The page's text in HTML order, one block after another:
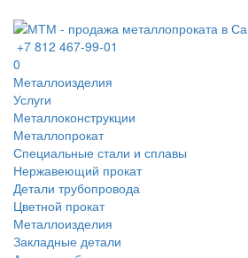
+7 812 467-99-01
0
Металлоизделия
Услуги
Металлоконструкции
Металлопрокат
Специальные стали и сплавы
Нержавеющий прокат
Детали трубопровода
Цветной прокат
Металлоизделия
Закладные детали